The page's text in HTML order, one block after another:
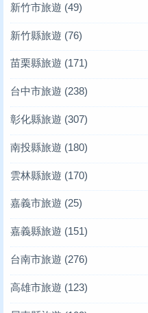
新竹市旅遊 (49)
新竹縣旅遊 (76)
苗栗縣旅遊 (171)
台中市旅遊 (238)
彰化縣旅遊 (307)
南投縣旅遊 (180)
雲林縣旅遊 (170)
嘉義市旅遊 (25)
嘉義縣旅遊 (151)
台南市旅遊 (276)
高雄市旅遊 (123)